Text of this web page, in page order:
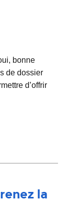
bonne
de dossier
d’offrir
la